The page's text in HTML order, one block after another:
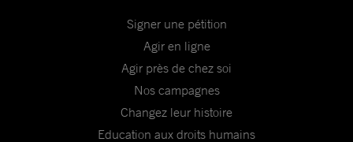
Signer une pétition
Agir en ligne
Agir près de chez soi
Nos campagnes
Changez leur histoire
Education aux droits humains